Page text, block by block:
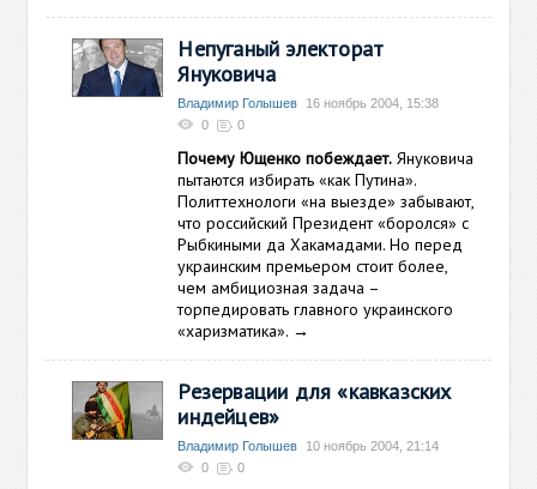
Непуганый электорат
Януковича
Владимир Голышев
16 ноябрь 2004, 15:38
0
0
Почему Ющенко побеждает. Януковича
пытаются избирать «как Путина».
Политтехнологи «на выезде» забывают,
что российский Президент «боролся» с
Рыбкиными да Хакамадами. Но перед
украинским премьером стоит более,
чем амбициозная задача –
торпедировать главного украинского
«харизматика». →
Резервации для «кавказских
индейцев»
Владимир Голышев
10 ноябрь 2004, 21:14
0
0